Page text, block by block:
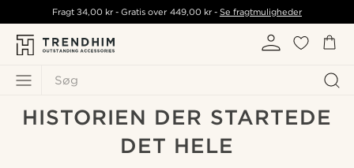
Søg
Fragt34,00 kr - Gratis over 449,00 kr- Se fragtmuligheder
HISTORIEN DER STARTEDE
DET HELE